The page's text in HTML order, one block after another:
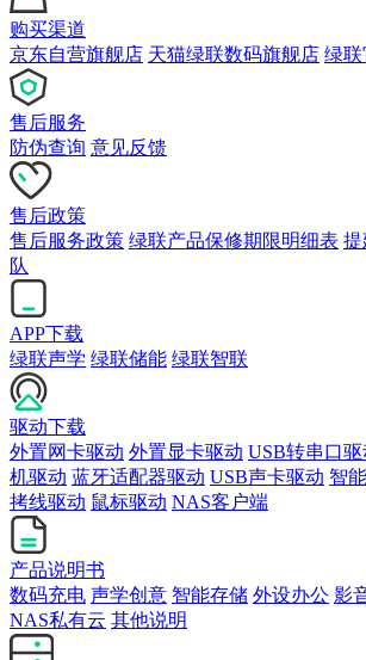
购买渠道
京东自营旗舰店 天猫绿联数码旗舰店 绿
售后服务
防伪查询 意见反馈
售后政策
售后服务政策 绿联产品保修期限明细表 提
队
APP下载
绿联声学 绿联储能 绿联智联
驱动下载
外置网卡驱动 外置显卡驱动 USB转串口驱
机驱动 蓝牙适配器驱动 USB声卡驱动 智
拷线驱动 鼠标驱动 NAS客户端
产品说明书
数码充电 声学创意 智能存储 外设办公 影
NAS私有云 其他说明